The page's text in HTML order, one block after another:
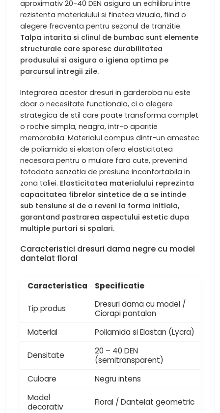
aproximativ 20-40 DEN asigura un echilibru intre
rezistenta materialului si finetea vizuala, fiind o
alegere frecventa pentru sezonul de tranzitie.
Talpa intarita si clinul de bumbac sunt elemente
structurale care sporesc durabilitatea
produsului si asigura o igiena optima pe
parcursul intregii zile.
Integrarea acestor dresuri in garderoba nu este
doar o necesitate functionala, ci o alegere
strategica de stil care poate transforma complet
o rochie simpla, neagra, intr-o aparitie
memorabila. Materialul compus dintr-un amestec
de poliamida si elastan ofera elasticitatea
necesara pentru o mulare fara cute, prevenind
totodata senzatia de presiune inconfortabila in
zona taliei. Elasticitatea materialului reprezinta
capacitatea fibrelor sintetice de a se intinde
sub tensiune si de a reveni la forma initiala,
garantand pastrarea aspectului estetic dupa
multiple purtari si spalari.
Caracteristici dresuri dama negre cu model
dantelat floral
Caracteristica Specificatie
Tip produs
Dresuri dama cu model /
Ciorapi pantalon
Material
Poliamida si Elastan (Lycra)
Densitate
20 – 40 DEN
(semitransparent)
Culoare
Negru intens
Model
decorativ
Floral / Dantelat geometric